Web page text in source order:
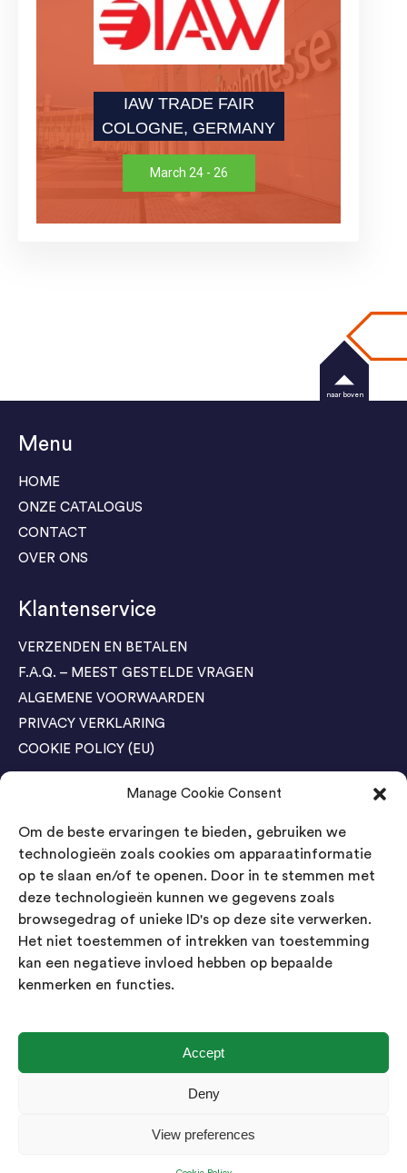
Manage Cookie Consent
Om de beste ervaringen te bieden, gebruiken we
technologieën zoals cookies om apparaatinformatie
op te slaan en/of te openen. Door in te stemmen met
deze technologieën kunnen we gegevens zoals
browsegedrag of unieke ID's op deze site verwerken.
Het niet toestemmen of intrekken van toestemming
kan een negatieve invloed hebben op bepaalde
kenmerken en functies.
Accept
Deny
View preferences
IAW TRADE FAIR
COLOGNE, GERMANY
March 24 - 26
Menu
HOME
ONZE CATALOGUS
CONTACT
OVER ONS
Klantenservice
VERZENDEN EN BETALEN
F.A.Q. – MEEST GESTELDE VRAGEN
ALGEMENE VOORWAARDEN
PRIVACY VERKLARING
COOKIE POLICY (EU)
Agenda Trade Shows
04-05 November / SVG FAIR Winterswijk
Bestel GRATIS kaarten
Bestel GRATIS kaarten
Contact
Showroom geopend op afspraak
info@landsmeerinternational.com
naar boven